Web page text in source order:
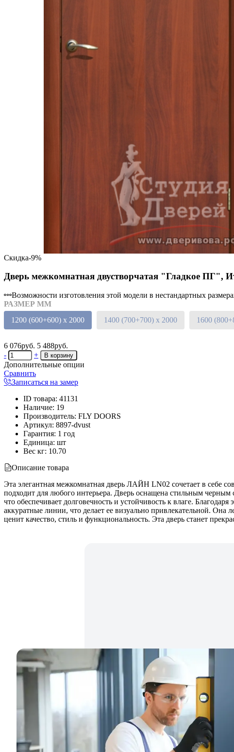
Скидка-9%
Дверь межкомнатная двустворчатая "Гладкое ПГ",
Возможности изготовления этой модели в нестандартных
РАЗМЕР ММ
1200 (600+600) х 2000
1400 (700+700) х 2000 1600
6 076руб. 5 488руб.
-
+
Дополнительные опции
Сравнить
Записаться на замер
ID товара: 41131
Наличие: 19
Производитель: FLY DOORS
Артикул: 8897-dvust
Гарантия: 1 год
Единица: шт
Вес кг: 10.70
Описание товара
Эта элегантная межкомнатная дверь ЛАЙН LN02 сочетает в себе
подходит для любого интерьера. Дверь оснащена стильным
что обеспечивает долговечность и устойчивость к влаге.
аккуратные линии, что делает ее визуально привлекательной.
ценит качество, стиль и функциональность. Эта дверь станет